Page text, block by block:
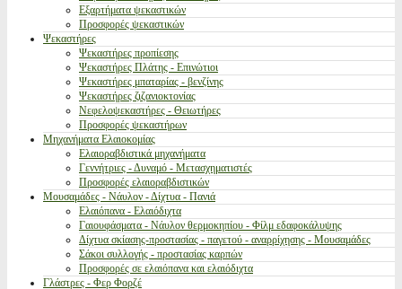
Εξαρτήματα ψεκαστικών
Προσφορές ψεκαστικών
Ψεκαστήρες
Ψεκαστήρες προπίεσης
Ψεκαστήρες Πλάτης - Επινώτιοι
Ψεκαστήρες μπαταρίας - βενζίνης
Ψεκαστήρες ζιζανιοκτονίας
Νεφελοψεκαστήρες - Θειωτήρες
Προσφορές ψεκαστήρων
Μηχανήματα Ελαιοκομίας
Ελαιοραβδιστικά μηχανήματα
Γεννήτριες - Δυναμό - Μετασχηματιστές
Προσφορές ελαιοραβδιστικών
Μουσαμάδες - Νάυλον - Δίχτυα - Πανιά
Ελαιόπανα - Ελαιόδιχτα
Γαιουφάσματα - Νάυλον θερμοκηπίου - Φίλμ εδαφοκάλυψης
Δίχτυα σκίασης-προστασίας - παγετού - αναρρίχησης - Μουσαμάδες
Σάκοι συλλογής - προστασίας καρπών
Προσφορές σε ελαιόπανα και ελαιόδιχτα
Γλάστρες - Φερ Φορζέ